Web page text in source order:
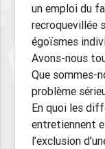
un emploi du
recroquevillée
égoïsmes
Avons-nous
Que sommes-
problème
En quoi les
entretiennent
l’exclusion